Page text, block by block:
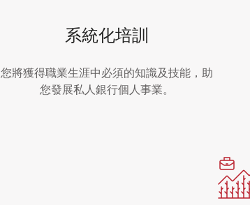
系統化培訓
您將獲得職業生涯中必須的知識及技能，助
您發展私人銀行個人事業。